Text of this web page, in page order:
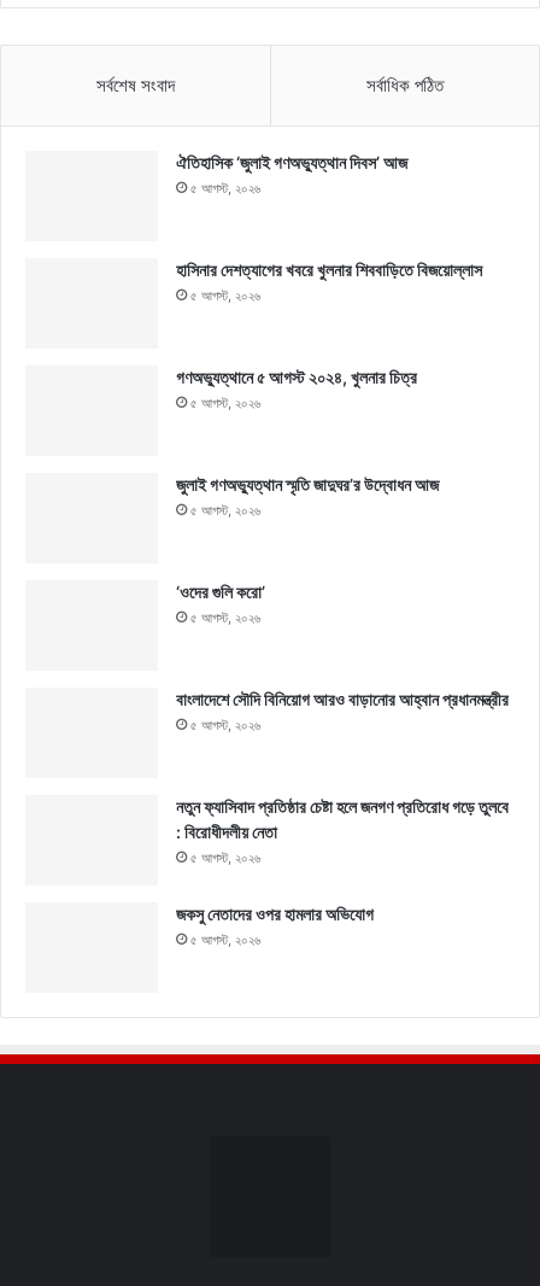
সর্বশেষ সংবাদ সর্বাধিক পঠিত
ঐতিহাসিক ‘জুলাই গণঅভ্যুত্থান দিবস’ আজ
৫ আগস্ট, ২০২৬
হাসিনার দেশত্যাগের খবরে খুলনার শিববাড়িতে বিজয়োল্লাস
৫ আগস্ট, ২০২৬
গণঅভ্যুত্থানে ৫ আগস্ট ২০২৪, খুলনার চিত্র
৫ আগস্ট, ২০২৬
জুলাই গণঅভ্যুত্থান স্মৃতি জাদুঘর’র উদ্বোধন আজ
৫ আগস্ট, ২০২৬
‘ওদের গুলি করো’
৫ আগস্ট, ২০২৬
বাংলাদেশে সৌদি বিনিয়োগ আরও বাড়ানোর আহ্বান প্রধানমন্ত্রীর
৫ আগস্ট, ২০২৬
নতুন ফ্যাসিবাদ প্রতিষ্ঠার চেষ্টা হলে জনগণ প্রতিরোধ গড়ে তুলবে
: বিরোধীদলীয় নেতা
৫ আগস্ট, ২০২৬
জকসু নেতাদের ওপর হামলার অভিযোগ
৫ আগস্ট, ২০২৬